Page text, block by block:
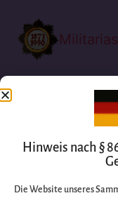
Hinweis nach §
Die Website unseres